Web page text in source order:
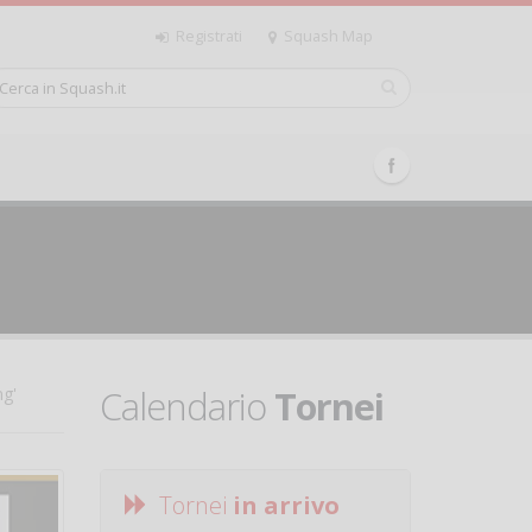
Registrati Squash Map
CalendarioTornei
Tornei in arrivo